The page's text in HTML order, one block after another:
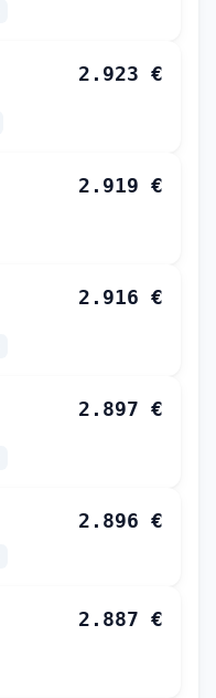
2.923 €
2.919 €
2.916 €
2.897 €
2.896 €
2.887 €